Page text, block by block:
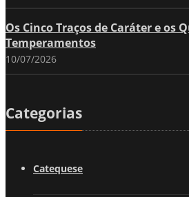
Os Cinco Traços de Caráter e os
Temperamentos
10/07/2026
Categorias
Catequese